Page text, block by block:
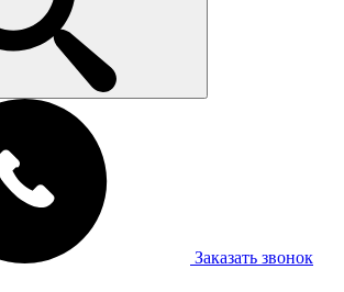
Заказать звонок